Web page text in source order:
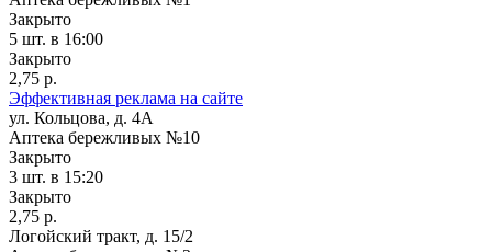
Закрыто
5 шт. в 16:00
Закрыто
2,75 р.
Эффективная реклама на сайте
ул. Кольцова, д. 4А
Аптека бережливых №10
Закрыто
3 шт. в 15:20
Закрыто
2,75 р.
Логойский тракт, д. 15/2